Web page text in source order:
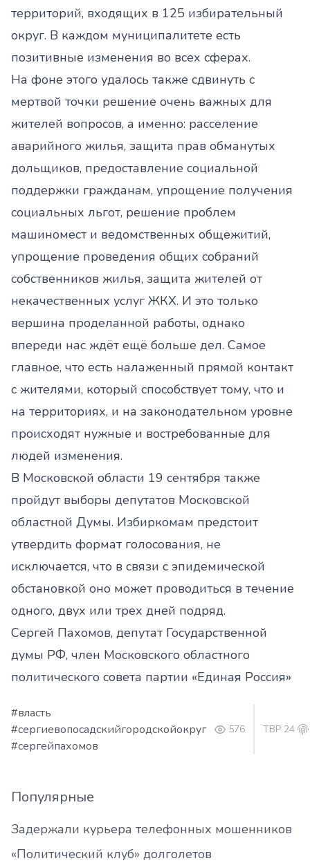
территорий, входящих в 125 избирательный
округ. В каждом муниципалитете есть
позитивные изменения во всех сферах.
На фоне этого удалось также сдвинуть с
мертвой точки решение очень важных для
жителей вопросов, а именно: расселение
аварийного жилья, защита прав обманутых
дольщиков, предоставление социальной
поддержки гражданам, упрощение получения
социальных льгот, решение проблем
машиномест и ведомственных общежитий,
упрощение проведения общих собраний
собственников жилья, защита жителей от
некачественных услуг ЖКХ. И это только
вершина проделанной работы, однако
впереди нас ждёт ещё больше дел. Самое
главное, что есть налаженный прямой контакт
с жителями, который способствует тому, что и
на территориях, и на законодательном уровне
происходят нужные и востребованные для
людей изменения.
В Московской области 19 сентября также
пройдут выборы депутатов Московской
областной Думы. Избиркомам предстоит
утвердить формат голосования, не
исключается, что в связи с эпидемической
обстановкой оно может проводиться в течение
одного, двух или трех дней подряд.
Сергей Пахомов, депутат Государственной
думы РФ, член Московского областного
политического совета партии «Единая Россия»
#власть
#сергиевопосадскийгородскойокруг
#сергейпахомов
576 ТВР 24
Популярные
Задержали курьера телефонных мошенников
«Политический клуб» долголетов